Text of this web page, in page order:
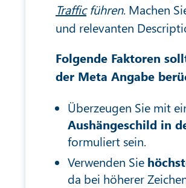
Trafficführen. Machen
und relevanten
Folgende Faktoren
der Meta Angabe
Überzeugen Sie mit
Aushängeschild in
formuliert sein.
Verwenden Sie
da bei höherer